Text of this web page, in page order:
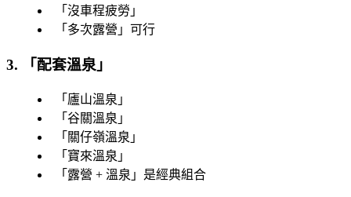
「 沒車程疲勞 」
「 多次露營 」可行
3. 「 配套溫泉 」
「 廬山溫泉 」
「 谷關溫泉 」
「 關仔嶺溫泉 」
「 寶來溫泉 」
「 露營 + 溫泉 」是經典組合